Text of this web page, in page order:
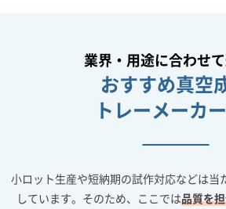
業界・用途に合わせて
おすすめ真空
トレーメーカ
小ロット生産や短納期の試作対応などは当
しています。そのため、ここでは品質を